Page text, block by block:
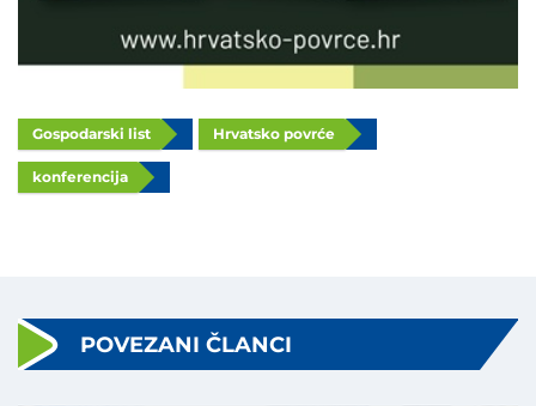
Gospodarski list Hrvatsko povrće
konferencija
POVEZANI ČLANCI